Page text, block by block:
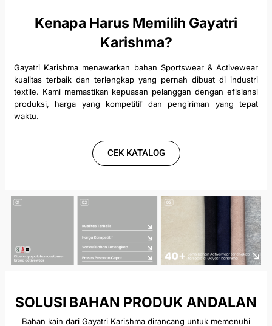
CEK KATALOG
Kenapa Harus Memilih Gayatri
Karishma?​
Gayatri Karishma menawarkan bahan Sportswear & Activewear
kualitas terbaik dan terlengkap yang pernah dibuat di industri
textile. Kami memastikan kepuasan pelanggan dengan efisiansi
produksi, harga yang kompetitif dan pengiriman yang tepat
waktu.
SOLUSI BAHAN PRODUK ANDALAN
Bahan kain dari Gayatri Karishma dirancang untuk memenuhi